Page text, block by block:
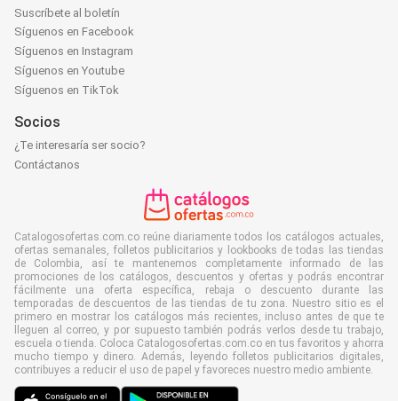
Suscríbete al boletín
Síguenos en Facebook
Síguenos en Instagram
Síguenos en Youtube
Síguenos en TikTok
Socios
¿Te interesaría ser socio?
Contáctanos
Catalogosofertas.com.co reúne diariamente todos los catálogos actuales,
ofertas semanales, folletos publicitarios y lookbooks de todas las tiendas
de Colombia, así te mantenemos completamente informado de las
promociones de los catálogos, descuentos y ofertas y podrás encontrar
fácilmente una oferta específica, rebaja o descuento durante las
temporadas de descuentos de las tiendas de tu zona. Nuestro sitio es el
primero en mostrar los catálogos más recientes, incluso antes de que te
lleguen al correo, y por supuesto también podrás verlos desde tu trabajo,
escuela o tienda. Coloca Catalogosofertas.com.co en tus favoritos y ahorra
mucho tiempo y dinero. Además, leyendo folletos publicitarios digitales,
contribuyes a reducir el uso de papel y favoreces nuestro medio ambiente.